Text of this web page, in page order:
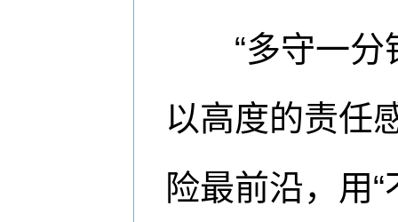
“多守一分钟
以高度的责任
险最前沿，用